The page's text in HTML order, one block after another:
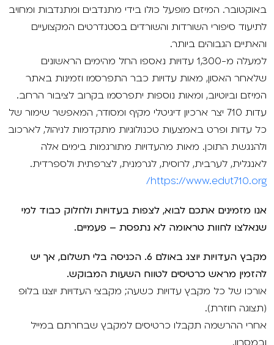
באוקטובר. המיזם מופעל כולו בידי מתנדבים ומתנדבות ומחויב
לתיעוד סיפורי השורדות והשורדים בסטנדרטים המקצועיים
והאתיים הגבוהים ביותר.
למעלה מ-1,300 עדויות נאספו החל מהימים הראשונים
שלאחר האסון, מאות עדויות כבר התפרסמו וזמינות באתר
המיזם וביוטיוב, ומאות נוספות יתפרסמו בקרוב לציבור הרחב.
עדות 710 יצר ארכיון דיגיטלי מקיף ומסודר, המאפשר שימור של
כל עדות ופרט באמצעות טכנולוגיות מתקדמות לניהול, לארכוב
ולהנגשת התוכן. מאות מהעדויות מתורגמות בימים אלה
לאנגלית, לערבית, לרוסית, לגרמנית, לצרפתית ולספרדית.
https://www.edut710.org/
אנו מזמינים אתכם לבוא, לצפות בעדויות ולחלוק כבוד למי
שנאלצו לחוות טראומה לא נתפסת – פעמיים.
מקבץ העדויות יוצג באולם 6. הכניסה בלי תשלום, אך יש
להזמין מראש כרטיסים לטווח השעות המבוקש.
אורכו של כל מקבץ עדויות כשעה; מקבצי העדויות יוצגו בלוּפ
(תצוגה חוזרת).
אחרי ההרשמה תקבלו כרטיסים למקבץ שבחרתם במייל